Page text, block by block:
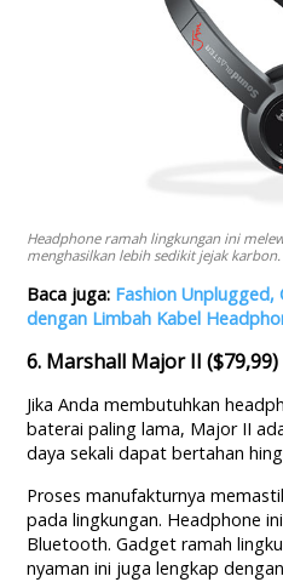
Headphone ramah lingkungan ini
menghasilkan lebih sedikit jejak
Baca juga: Fashion Unplugged,
dengan Limbah Kabel
6. Marshall Major II ($79,99)
Jika Anda membutuhkan
baterai paling lama, Major II
daya sekali dapat bertahan
Proses manufakturnya
pada lingkungan. Headphone
Bluetooth. Gadget ramah
nyaman ini juga lengkap